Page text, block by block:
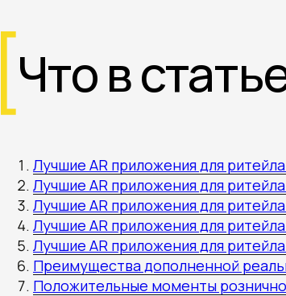
Что в
Лучшие AR приложения для
Лучшие AR приложения для
Лучшие AR приложения для
Лучшие AR приложения для
Лучшие AR приложения для
Преимущества дополненной
Положительные моменты